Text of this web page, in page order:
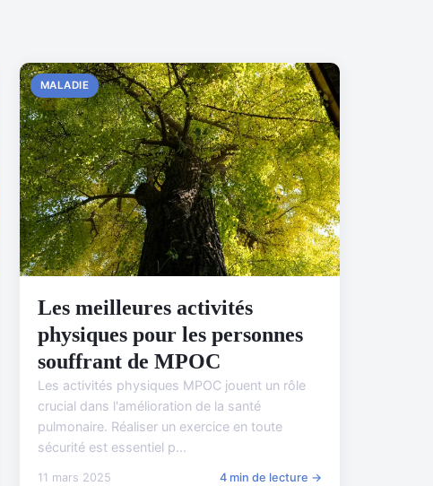
MALADIE
Les meilleures activités
physiques pour les personnes
souffrant de MPOC
Les activités physiques MPOC jouent un rôle
crucial dans l'amélioration de la santé
pulmonaire. Réaliser un exercice en toute
sécurité est essentiel p...
11 mars 2025 4 min de lecture →